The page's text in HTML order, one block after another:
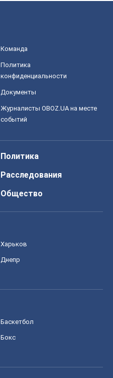
Команда
Политика
конфиденциальности
Документы
Журналисты OBOZ.UA на месте
событий
Политика
Расследования
Общество
Харьков
Днепр
Баскетбол
Бокс